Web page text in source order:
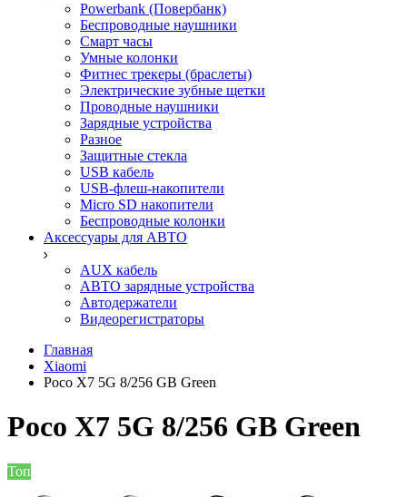
Powerbank (Повербанк)
Беспроводные наушники
Смарт часы
Умные колонки
Фитнес трекеры (браслеты)
Электрические зубные щетки
Проводные наушники
Зарядные устройства
Разное
Защитные стекла
USB кабель
USB-флеш-накопители
Micro SD накопители
Беспроводные колонки
Аксессуары для АВТО
AUX кабель
АВТО зарядные устройства
Автодержатели
Видеорегистраторы
Главная
Xiaomi
Poco X7 5G 8/256 GB Green
Poco X7 5G 8/256 GB Green
Топ